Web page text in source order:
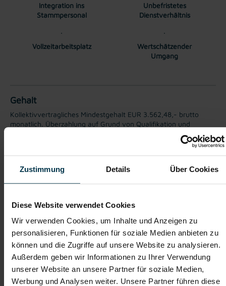
Zustimmung Details Über Cookies
Diese Website verwendet Cookies
Wir verwenden Cookies, um Inhalte und Anzeigen zu
personalisieren, Funktionen für soziale Medien anbieten zu
können und die Zugriffe auf unsere Website zu analysieren.
Außerdem geben wir Informationen zu Ihrer Verwendung
unserer Website an unsere Partner für soziale Medien,
Werbung und Analysen weiter. Unsere Partner führen diese
Integration ins
Stammpersonal
Unbefristetes
Dienstverhältnis
Vollzeitarbeitsplatz
Wertschätzender
Umgang
Gehalt
Kollektivvertragliches Mindestgehalt EUR 3.562,48,- brutto
monatlich. Überzahlung auf Grund von Qualifikation und
Hinter jedem Erfolg steckt ein Talent.
zu finden, aber genau das ist unser Ziel: Einen Arbeitsplatz zu
finden, der genau den Vorstellungen, Bedürfnissen und
Wünschen unserer Bewerber*innen entspricht und sie auf ihren
Karriereweg zu begleiten.
Mit nur einer Bewerbung bekommt man bei uns Zugang zu
zahlreichen Jobangeboten in verschiedenen Branchen und
Bereichen. Jetzt bewerben und Traumjob finden! Wir freuen